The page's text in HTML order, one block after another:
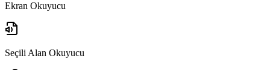
Ekran Okuyucu
Seçili Alan Okuyucu